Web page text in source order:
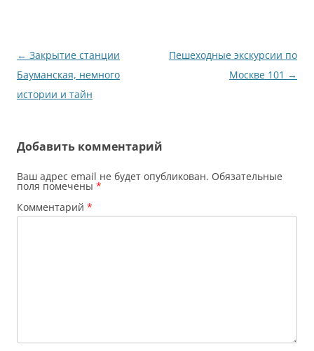
Навигация
по
записям
← Закрытие станции
Бауманская, немного
истории и тайн
Пешеходные экскурсии по
Москве 101 →
Добавить комментарий
Ваш адрес email не будет опубликован. Обязательные
поля помечены *
Комментарий *